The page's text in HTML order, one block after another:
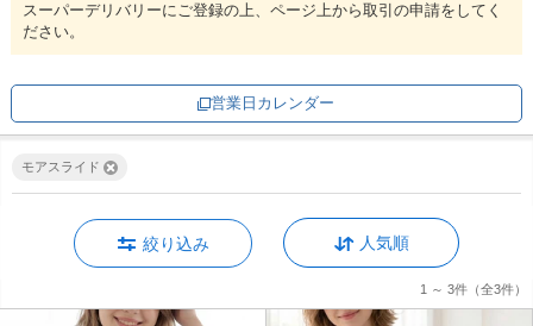
スーパーデリバリーにご登録の上、ページ上から取引の申請をしてく
ださい。
営業日カレンダー
モアスライド
絞り込み 人気順
1 ～ 3件 （全3件）